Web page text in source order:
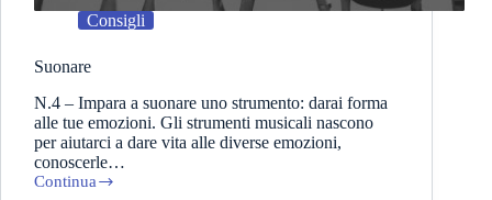
Consigli
Suonare
N.4 – Impara a suonare uno strumento: darai forma
alle tue emozioni. Gli strumenti musicali nascono
per aiutarci a dare vita alle diverse emozioni,
conoscerle…
Continua
Suonare